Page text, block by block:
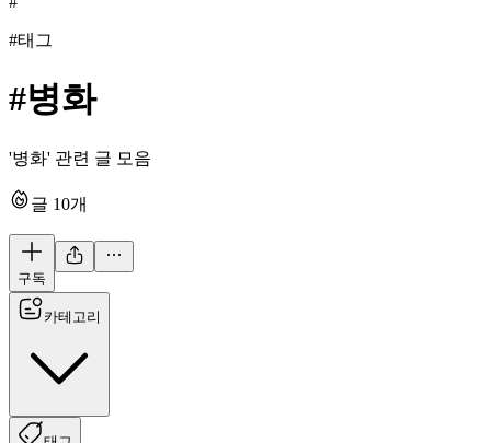
#태그
#병화
'병화' 관련 글 모음
글 10개
구독
카테고리